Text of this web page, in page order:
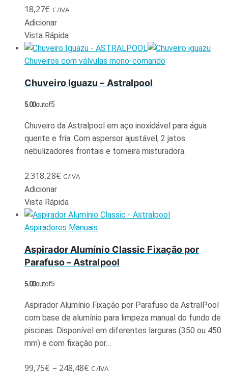
18,27€ C/IVA
Adicionar
Vista Rápida
Chuveiros com válvulas mono-comando
Chuveiro Iguazu – Astralpool
5.00out of 5
Chuveiro da Astralpool em aço inoxidável para água
quente e fria. Com aspersor ajustável, 2 jatos
nebulizadores frontais e torneira misturadora.
2.318,28€ C/IVA
Adicionar
Vista Rápida
Aspiradores Manuais
Aspirador Alumínio Classic Fixação por
Parafuso – Astralpool
5.00out of 5
Aspirador Alumínio Fixação por Parafuso da AstralPool
com base de alumínio para limpeza manual do fundo de
piscinas. Disponível em diferentes larguras (350 ou 450
mm) e com fixação por…
99,75€ – 248,48€ C/IVA